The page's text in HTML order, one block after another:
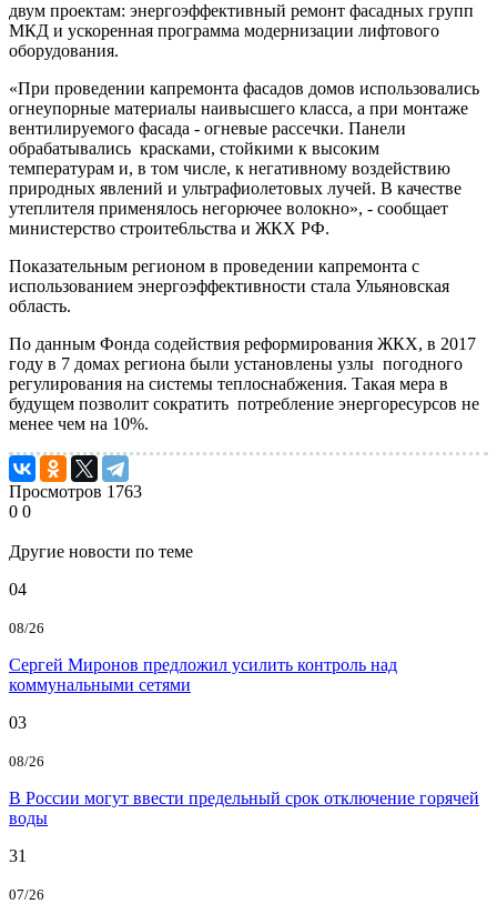
двум проектам: энергоэффективный ремонт фасадных групп
МКД и ускоренная программа модернизации лифтового
оборудования.
«При проведении капремонта фасадов домов использовались
огнеупорные материалы наивысшего класса, а при монтаже
вентилируемого фасада - огневые рассечки. Панели
обрабатывались красками, стойкими к высоким
температурам и, в том числе, к негативному воздействию
природных явлений и ультрафиолетовых лучей. В качестве
утеплителя применялось негорючее волокно», - сообщает
министерство строите6льства и ЖКХ РФ.
Показательным регионом в проведении капремонта с
использованием энергоэффективности стала Ульяновская
область.
По данным Фонда содействия реформирования ЖКХ, в 2017
году в 7 домах региона были установлены узлы погодного
регулирования на системы теплоснабжения. Такая мера в
будущем позволит сократить потребление энергоресурсов не
менее чем на 10%.
Просмотров 1763
0 0
Другие новости по теме
04
08/26
Сергей Миронов предложил усилить контроль над
коммунальными сетями
03
08/26
В России могут ввести предельный срок отключение горячей
воды
31
07/26